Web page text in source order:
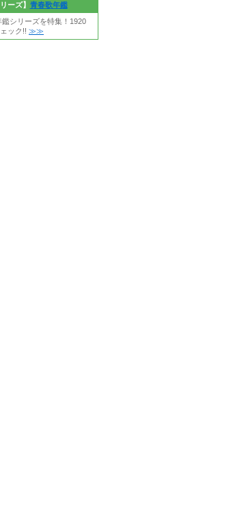
ーズ】 青春歌年鑑
シリーズを特集！1920
ック!! ≫≫